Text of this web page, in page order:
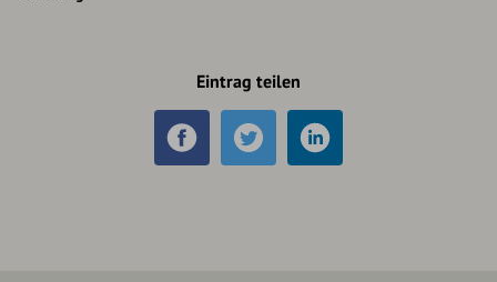
Eintrag teilen